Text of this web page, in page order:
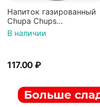
Напиток газированный
Chupa Chups
Клубничный крем 250мл,
Корея
В наличии
117.00₽